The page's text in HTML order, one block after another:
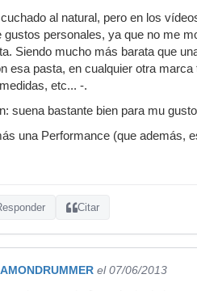
al natural, pero en los
gustos personales, ya que no me
Siendo mucho más barata que
esa pasta, en cualquier otra
etc... -.
suena bastante bien para mu
una Performance (que además,
Citar
el 07/06/2013